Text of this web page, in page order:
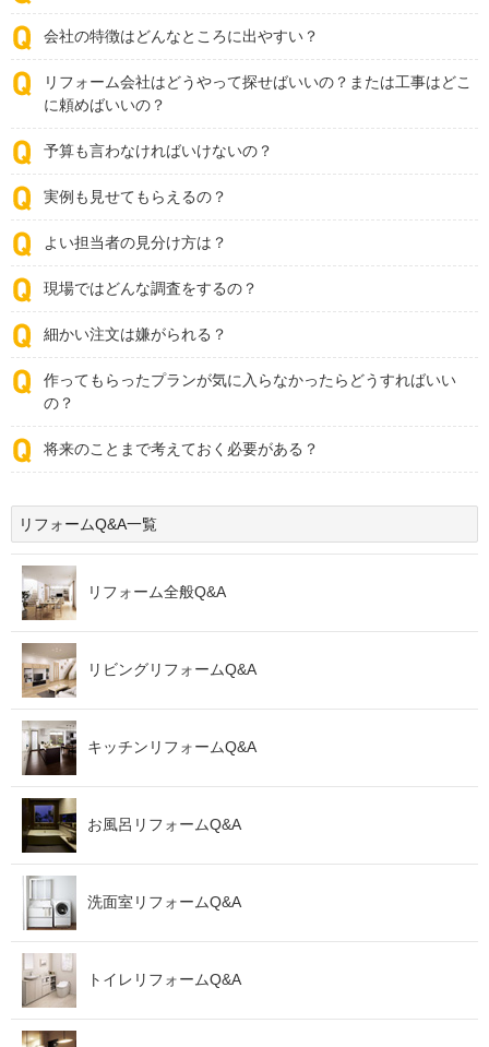
会社の特徴はどんなところに出やすい？
リフォーム会社はどうやって探せばいいの？または工事はどこ
に頼めばいいの？
予算も言わなければいけないの？
実例も見せてもらえるの？
よい担当者の見分け方は？
現場ではどんな調査をするの？
細かい注文は嫌がられる？
作ってもらったプランが気に入らなかったらどうすればいい
の？
将来のことまで考えておく必要がある？
リフォームQ&A一覧
リフォーム全般Q&A
リビングリフォームQ&A
キッチンリフォームQ&A
お風呂リフォームQ&A
洗面室リフォームQ&A
トイレリフォームQ&A